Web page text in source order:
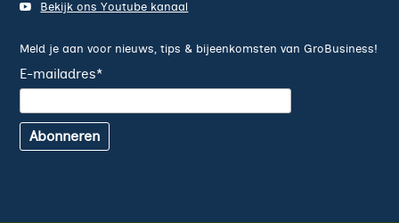
Bekijk ons Youtube kanaal
Meld je aan voor nieuws, tips & bijeenkomsten van GroBusiness!
E-mailadres*
Abonneren